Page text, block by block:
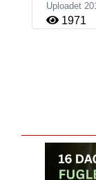
Uploadet
1971